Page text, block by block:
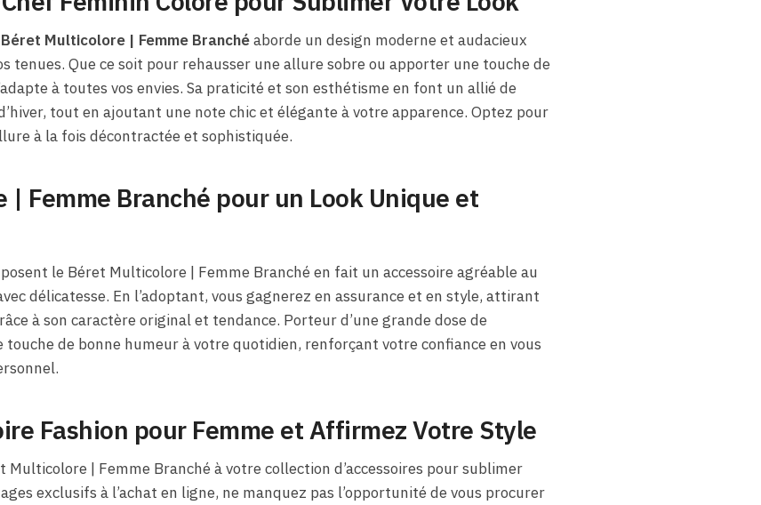
Béret Multicolore | Femme Branchéaborde un design moderne et audacieux
tenues. Que ce soit pour rehausser une allure sobre ou apporter une touche de
à toutes vos envies. Sa praticité et son esthétisme en font un allié de
tout en ajoutant une note chic et élégante à votre apparence. Optez pour
à la fois décontractée et sophistiquée.
| Femme Branché pour un Look Unique et
le Béret Multicolore | Femme Branché en fait un accessoire agréable au
délicatesse. En l’adoptant, vous gagnerez en assurance et en style, attirant
à son caractère original et tendance. Porteur d’une grande dose de
de bonne humeur à votre quotidien, renforçant votre confiance en vous
Fashion pour Femme et Affirmez Votre Style
| Femme Branché à votre collection d’accessoires pour sublimer
exclusifs à l’achat en ligne, ne manquez pas l’opportunité de vous procurer